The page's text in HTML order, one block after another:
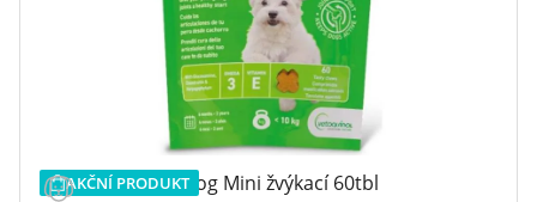
AKČNÍ PRODUKT
Flexadin Young Dog Mini žvýkací 60tbl